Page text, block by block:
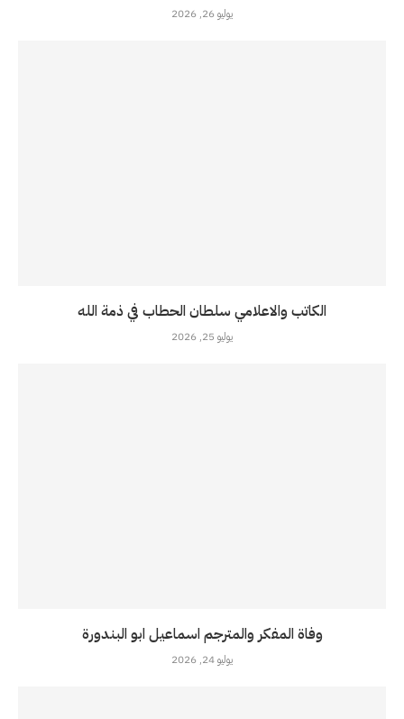
يوليو 26, 2026
الكاتب والاعلامي سلطان الحطاب في ذمة الله
يوليو 25, 2026
وفاة المفكر والمترجم اسماعيل ابو البندورة
يوليو 24, 2026